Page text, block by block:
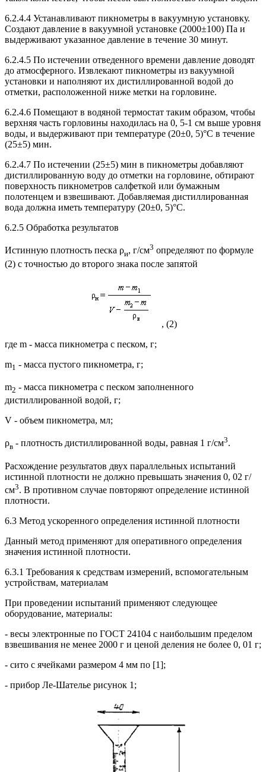
6.2.4.4 Устанавливают пикнометры в вакуумную установку.
Создают давление в вакуумной установке (2000±100) Па и
выдерживают указанное давление в течение 30 минут.
6.2.4.5 По истечении отведенного времени давление доводят
до атмосферного. Извлекают пикнометры из вакуумной
установки и наполняют их дистиллированной водой до
отметки, расположенной ниже метки на горловине.
6.2.4.6 Помещают в водяной термостат таким образом, чтобы
верхняя часть горловины находилась на 0, 5-1 см выше уровня
воды, и выдерживают при температуре (20±0, 5)°C в течение
(25±5) мин.
6.2.4.7 По истечении (25±5) мин в пикнометры добавляют
дистиллированную воду до отметки на горловине, обтирают
поверхность пикнометров салфеткой или бумажным
полотенцем и взвешивают. Добавляемая дистиллированная
вода должна иметь температуру (20±0, 5)°C.
6.2.5 Обработка результатов
Истинную плотность песка ρи, г/см3 определяют по формуле
(2) с точностью до второго знака после запятой
, (2)
где m - масса пикнометра с песком, г;
m1 - масса пустого пикнометра, г;
m2 - масса пикнометра с песком заполненного
дистиллированной водой, г;
V - объем пикнометра, мл;
ρв - плотность дистиллированной воды, равная 1 г/см3.
Расхождение результатов двух параллельных испытаний
истинной плотности не должно превышать значения 0, 02 г/
см3. В противном случае повторяют определение истинной
плотности.
6.3 Метод ускоренного определения истинной плотности
Данный метод применяют для оперативного определения
значения истинной плотности.
6.3.1 Требования к средствам измерений, вспомогательным
устройствам, материалам
При проведении испытаний применяют следующее
оборудование, материалы:
- весы электронные по ГОСТ 24104 с наибольшим пределом
взвешивания не менее 2000 г и ценой деления не более 0, 01 г;
- сито с ячейками размером 4 мм по [1];
- прибор Ле-Шателье рисунок 1;